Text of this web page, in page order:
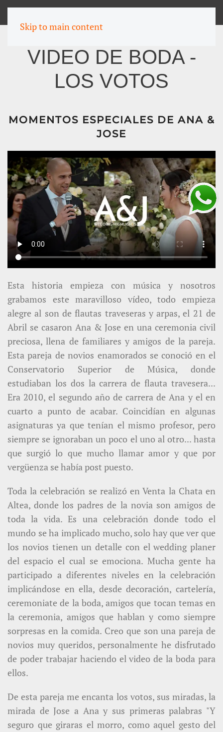
Skip to main content
VIDEO DE BODA -
LOS VOTOS
MOMENTOS ESPECIALES DE ANA &
JOSE
Esta historia empieza con música y nosotros
grabamos este maravilloso vídeo, todo empieza
alegre al son de flautas traveseras y arpas, el 21 de
Abril se casaron Ana & Jose en una ceremonia civil
preciosa, llena de familiares y amigos de la pareja.
Esta pareja de novios enamorados se conoció en el
Conservatorio Superior de Música, donde
estudiaban los dos la carrera de flauta travesera...
Era 2010, el segundo año de carrera de Ana y el en
cuarto a punto de acabar. Coincidían en algunas
asignaturas ya que tenían el mismo profesor, pero
siempre se ignoraban un poco el uno al otro... hasta
que surgió lo que mucho llamar amor y que por
vergüenza se había post puesto.
Toda la celebración se realizó en Venta la Chata en
Altea, donde los padres de la novia son amigos de
toda la vida. Es una celebración donde todo el
mundo se ha implicado mucho, solo hay que ver que
los novios tienen un detalle con el wedding planer
del espacio el cual se emociona. Mucha gente ha
participado a diferentes niveles en la celebración
implicándose en ella, desde decoración, cartelería,
ceremoniate de la boda, amigos que tocan temas en
la ceremonia, amigos que hablan y como siempre
sorpresas en la comida. Creo que son una pareja de
novios muy queridos, personalmente he disfrutado
de poder trabajar haciendo el video de la boda para
ellos.
De esta pareja me encanta los votos, sus miradas, la
mirada de Jose a Ana y sus primeras palabras "Y
seguro que giraras el morro, como aquel gesto del